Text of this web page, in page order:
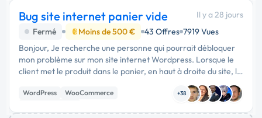
Bug site internet panier vide
Il y a 28 jours
Fermé
Moins de 500 € 43 Offres 7919 Vues
Bonjour, Je recherche une personne qui pourrait débloquer
mon problème sur mon site internet Wordpress. Lorsque le
client met le produit dans le panier, en haut à droite du site, le
panier apparait bien et il peut commander. Sauf que s'il …
WordPress
WooCommerce
+38